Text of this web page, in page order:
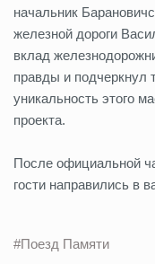
начальник
железной дороги
вклад
правды и подчеркнул
уникальность этого
проекта.
После официальной
гости направились в
#Поезд Памяти